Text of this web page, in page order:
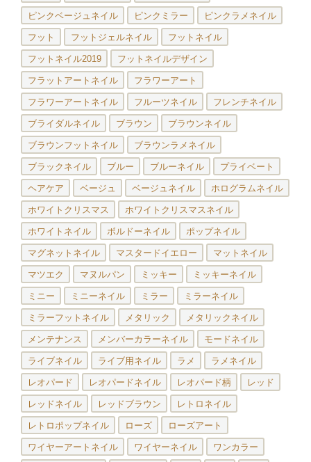
ピンクベージュネイル ピンクミラー ピンクラメネイル
フット フットジェルネイル フットネイル
フットネイル2019 フットネイルデザイン
フラットアートネイル フラワーアート
フラワーアートネイル フルーツネイル フレンチネイル
ブライダルネイル ブラウン ブラウンネイル
ブラウンフットネイル ブラウンラメネイル
ブラックネイル ブルー ブルーネイル プライベート
ヘアケア ベージュ ベージュネイル ホログラムネイル
ホワイトクリスマス ホワイトクリスマスネイル
ホワイトネイル ボルドーネイル ポップネイル
マグネットネイル マスタードイエロー マットネイル
マツエク マヌルパン ミッキー ミッキーネイル
ミニー ミニーネイル ミラー ミラーネイル
ミラーフットネイル メタリック メタリックネイル
メンテナンス メンバーカラーネイル モードネイル
ライブネイル ライブ用ネイル ラメ ラメネイル
レオパード レオパードネイル レオパード柄 レッド
レッドネイル レッドブラウン レトロネイル
レトロポップネイル ローズ ローズアート
ワイヤーアートネイル ワイヤーネイル ワンカラー